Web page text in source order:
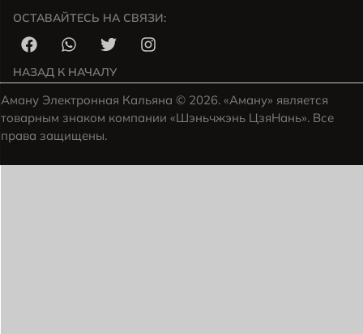
ОСТАВАЙТЕСЬ НА СВЯЗИ:
НАЗАД К НАЧАЛУ
Аману Электронная Кальяна © 2026. «Аману» является
товарным знаком компании «Шэньчжэнь ЦзяНань». Все
права защищены.